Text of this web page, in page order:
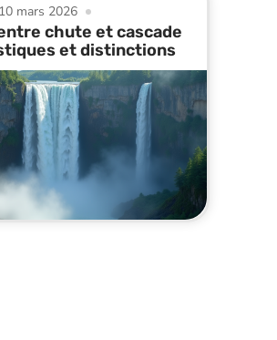
10 mars 2026
chute et cascade
et distinctions